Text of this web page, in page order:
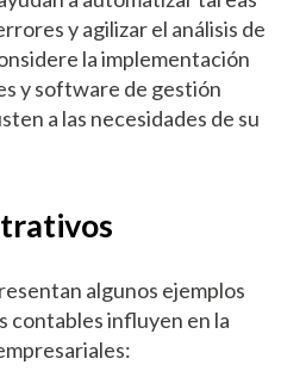
y agilizar el análisis de
la implementación
y software de gestión
a las necesidades de su
algunos ejemplos
contables influyen en la